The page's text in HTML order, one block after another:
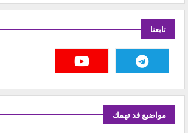
تابعنا
مواضيع قد تهمك